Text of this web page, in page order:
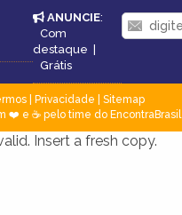
ANUNCIE:
Com
destaque |
Grátis
| Privacidade
Sitemap
❤️ e ☕ pelo time do EncontraBrasil
Insert a fresh copy.